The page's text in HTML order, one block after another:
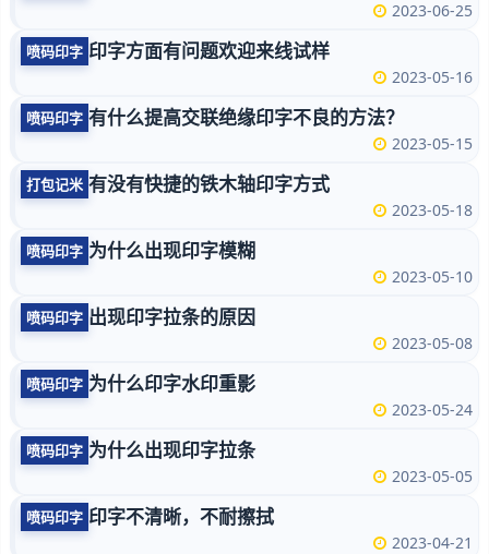
2023-06-25
喷码印字 印字方面有问题欢迎来线试样
2023-05-16
喷码印字 有什么提高交联绝缘印字不良的方法？
2023-05-15
打包记米 有没有快捷的铁木轴印字方式
2023-05-18
喷码印字 为什么出现印字模糊
2023-05-10
喷码印字 出现印字拉条的原因
2023-05-08
喷码印字 为什么印字水印重影
2023-05-24
喷码印字 为什么出现印字拉条
2023-05-05
喷码印字 印字不清晰，不耐擦拭
2023-04-21